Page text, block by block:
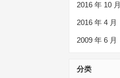
2016 年 10 月
2016 年 4 月
2009 年 6 月
分类